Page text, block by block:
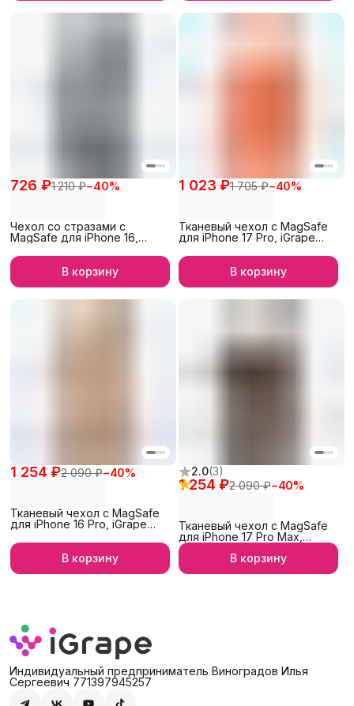
726 ₽1 210 ₽−40%
Чехол со стразами с
MagSafe для iPhone 16,
В корзину
1 023 ₽1 705 ₽−40%
Тканевый чехол с MagSafe
для iPhone 17 Pro, iGrape
В корзину
1 254 ₽2 090 ₽−40%
Тканевый чехол с MagSafe
для iPhone 16 Pro, iGrape
В корзину
2.0(3)
1 254 ₽2 090 ₽−40%
Тканевый чехол с MagSafe
для iPhone 17 Pro Max,
iGrape (Коричневый)
В корзину
Индивидуальный предприниматель Виноградов Илья
Сергеевич 771397945257